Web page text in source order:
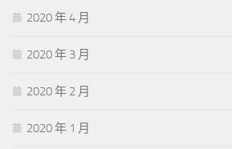
2020 年 4 月
2020 年 3 月
2020 年 2 月
2020 年 1 月